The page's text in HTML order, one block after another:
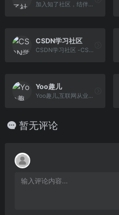
加入知了社区，结伴提升IT技术专业素养，探索互联网新世界。我们需要你！
CSDN学习社区
CSDN学习社区 -CSDN联合极客时间，共同打造面向开发者的精品内容学习社区，助力成长！
Yoo趣儿
Yoo趣儿,互联网从业者的社区。讨论编程、设计、硬件、游戏等令人激动的话题。
暂无评论